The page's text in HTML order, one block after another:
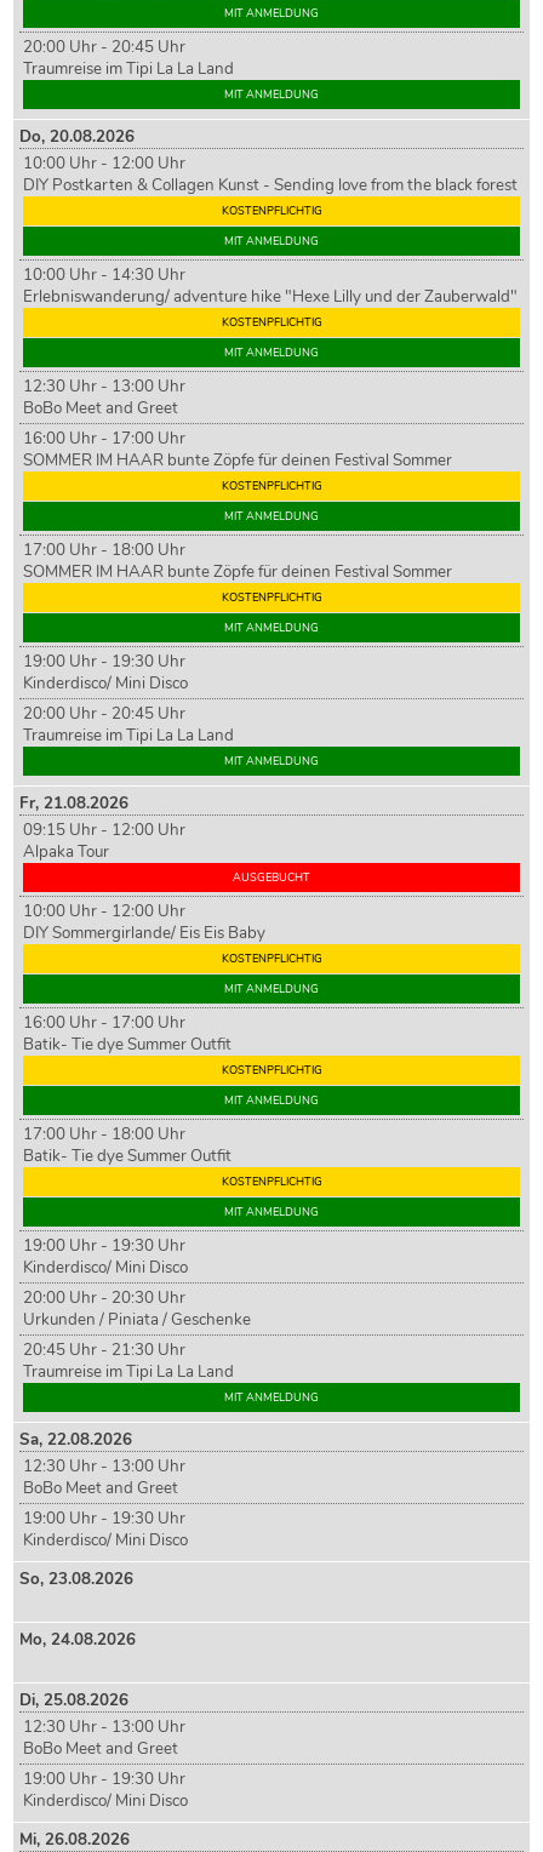
MIT ANMELDUNG
20:00 Uhr - 20:45 Uhr
Traumreise im Tipi La La Land
MIT ANMELDUNG
Do,20.08.2026
10:00 Uhr - 12:00 Uhr
DIY Postkarten & Collagen Kunst - Sending love from the black forest
KOSTENPFLICHTIG
MIT ANMELDUNG
10:00 Uhr - 14:30 Uhr
Erlebniswanderung/ adventure hike "Hexe Lilly und der Zauberwald"
KOSTENPFLICHTIG
MIT ANMELDUNG
12:30 Uhr - 13:00 Uhr
BoBo Meet and Greet
16:00 Uhr - 17:00 Uhr
SOMMER IM HAAR bunte Zöpfe für deinen Festival Sommer
KOSTENPFLICHTIG
MIT ANMELDUNG
17:00 Uhr - 18:00 Uhr
SOMMER IM HAAR bunte Zöpfe für deinen Festival Sommer
KOSTENPFLICHTIG
MIT ANMELDUNG
19:00 Uhr - 19:30 Uhr
Kinderdisco/ Mini Disco
20:00 Uhr - 20:45 Uhr
Traumreise im Tipi La La Land
MIT ANMELDUNG
Fr,21.08.2026
09:15 Uhr - 12:00 Uhr
Alpaka Tour
AUSGEBUCHT
10:00 Uhr - 12:00 Uhr
DIY Sommergirlande/ Eis Eis Baby
KOSTENPFLICHTIG
MIT ANMELDUNG
16:00 Uhr - 17:00 Uhr
Batik- Tie dye Summer Outfit
KOSTENPFLICHTIG
MIT ANMELDUNG
17:00 Uhr - 18:00 Uhr
Batik- Tie dye Summer Outfit
KOSTENPFLICHTIG
MIT ANMELDUNG
19:00 Uhr - 19:30 Uhr
Kinderdisco/ Mini Disco
20:00 Uhr - 20:30 Uhr
Urkunden / Piniata / Geschenke
20:45 Uhr - 21:30 Uhr
Traumreise im Tipi La La Land
MIT ANMELDUNG
Sa,22.08.2026
12:30 Uhr - 13:00 Uhr
BoBo Meet and Greet
19:00 Uhr - 19:30 Uhr
Kinderdisco/ Mini Disco
So,23.08.2026
Mo,24.08.2026
Di,25.08.2026
12:30 Uhr - 13:00 Uhr
BoBo Meet and Greet
19:00 Uhr - 19:30 Uhr
Kinderdisco/ Mini Disco
Mi,26.08.2026